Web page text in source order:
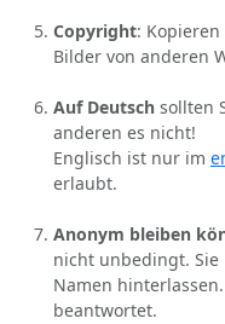
Copyright:
Bilder von anderen
Auf Deutsch sollten
anderen es nicht!
Englisch ist nur im
erlaubt.
Anonym bleiben
nicht unbedingt. Sie
Namen
beantwortet.